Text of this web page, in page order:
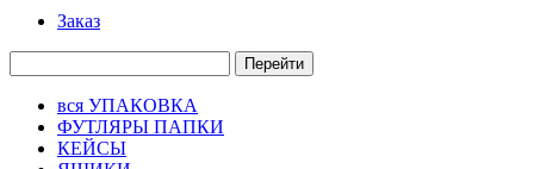
Заказ
Перейти
вся УПАКОВКА
ФУТЛЯРЫ ПАПКИ
КЕЙСЫ